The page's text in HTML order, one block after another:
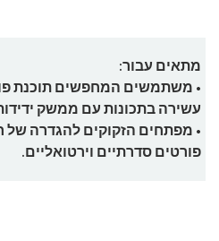
מתאים עבור:
• משתמשים המחפשים תוכנת
עשירה בתכונות עם ממשק
• מפתחים הזקוקים להגדרה של
פורטים סדרתיים וירטואליים.